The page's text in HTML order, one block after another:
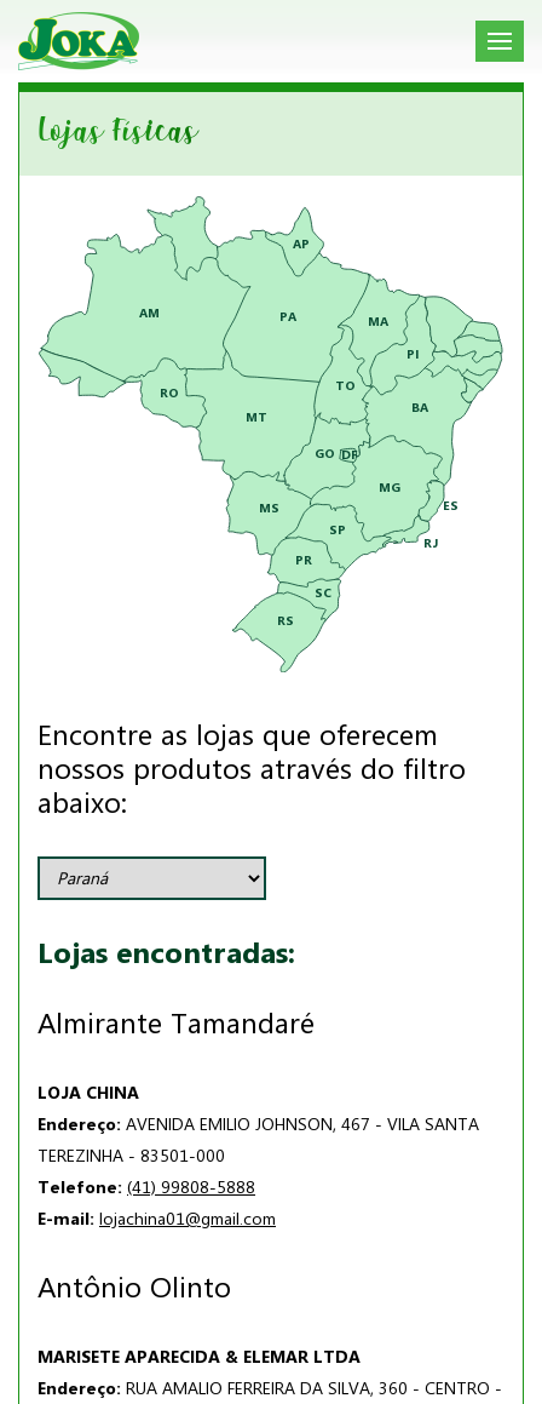
Lojas Físicas
TO
BA
PI
MA
AP
PA
AM
RO
MT
MS
GO
PR
SC
RS
SP
MG
RJ
ES
DF
Encontre as lojas que oferecem
nossos produtos através do filtro
abaixo:
Lojas encontradas:
Almirante Tamandaré
LOJA CHINA
Endereço: AVENIDA EMILIO JOHNSON, 467 - VILA SANTA
TEREZINHA - 83501-000
Telefone: (41) 99808-5888
E-mail: lojachina01@gmail.com
Antônio Olinto
MARISETE APARECIDA & ELEMAR LTDA
Endereço: RUA AMALIO FERREIRA DA SILVA, 360 - CENTRO -